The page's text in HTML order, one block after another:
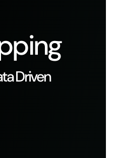
Driven